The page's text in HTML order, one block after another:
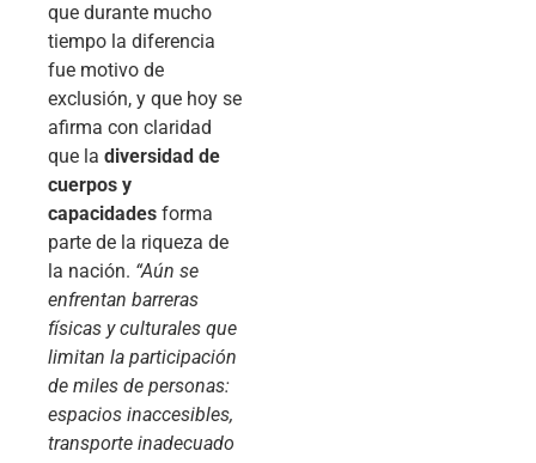
que durante mucho
tiempo la diferencia
fue motivo de
exclusión, y que hoy se
afirma con claridad
que la diversidad de
cuerpos y
capacidades forma
parte de la riqueza de
la nación. “Aún se
enfrentan barreras
físicas y culturales que
limitan la participación
de miles de personas:
espacios inaccesibles,
transporte inadecuado